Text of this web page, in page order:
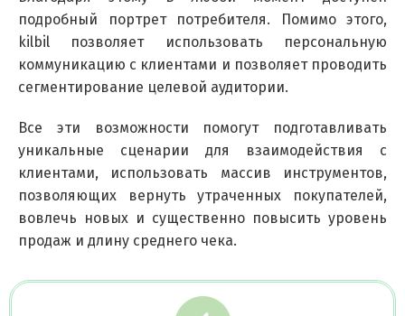
подробный портрет потребителя. Помимо этого,
kilbil позволяет использовать персональную
коммуникацию с клиентами и позволяет проводить
сегментирование целевой аудитории.
Все эти возможности помогут подготавливать
уникальные сценарии для взаимодействия с
клиентами, использовать массив инструментов,
позволяющих вернуть утраченных покупателей,
вовлечь новых и существенно повысить уровень
продаж и длину среднего чека.